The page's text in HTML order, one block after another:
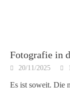
Fotografie in
20/11/2025
Es ist soweit. Die